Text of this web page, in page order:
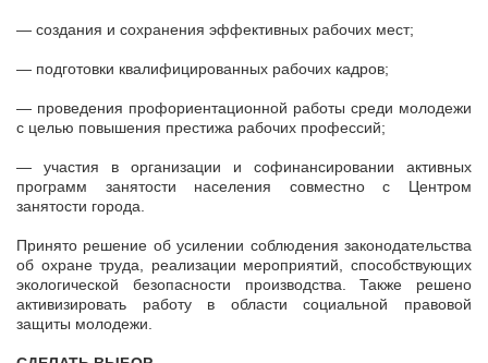
— создания и сохранения эффективных рабочих мест;
— подготовки квалифицированных рабочих кадров;
— проведения профориентационной работы среди молодежи
с целью повышения престижа рабочих профессий;
— участия в организации и софинансировании активных
программ занятости населения совместно с Центром
занятости города.
Принято решение об усилении соблюдения законодательства
об охране труда, реализации мероприятий, способствующих
экологической безопасности производства. Также решено
активизировать работу в области социальной правовой
защиты молодежи.